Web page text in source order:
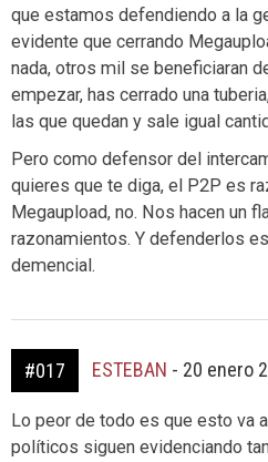
que estamos defendiendo a la
evidente que cerrando
nada, otros mil se beneficiaran
empezar, has cerrado una
las que quedan y sale igual
Pero como defensor del
quieres que te diga, el P2P es
Megaupload, no. Nos hacen un
razonamientos. Y defenderlos
demencial.
#017 ESTEBAN - 20 enero
Lo peor de todo es que esto va
políticos siguen evidenciando